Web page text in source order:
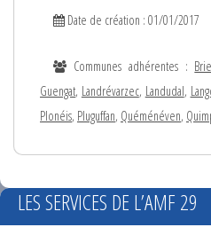
Date de création : 01/01/2017
Communes adhérentes :
Guengat, Landrévarzec, Landudal,
Plonéis, Pluguffan, Quéménéven,
LES SERVICES DE L’AMF 29